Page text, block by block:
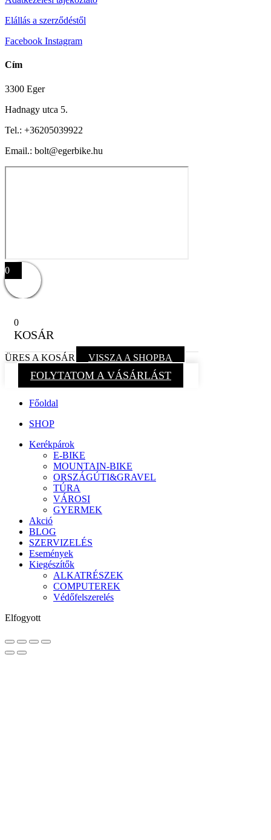
Elállás a szerződéstől
Facebook Instagram
Cím
3300 Eger
Hadnagy utca 5.
Tel.: +36205039922
Email.: bolt@egerbike.hu
0
0
KOSÁR
ÜRES A KOSÁR VISSZA A SHOPBA
FOLYTATOM A VÁSÁRLÁST
Főoldal
SHOP
Kerékpárok
E-BIKE
MOUNTAIN-BIKE
ORSZÁGÚTI&GRAVEL
TÚRA
VÁROSI
GYERMEK
Akció
BLOG
SZERVIZELÉS
Események
Kiegészítők
ALKATRÉSZEK
COMPUTEREK
Védőfelszerelés
Elfogyott